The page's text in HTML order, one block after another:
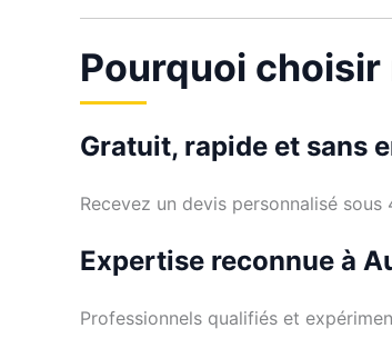
Pourquoi
Gratuit, rapide et sans
Recevez un devis personnalisé sous
Expertise reconnue à
Professionnels qualifiés et